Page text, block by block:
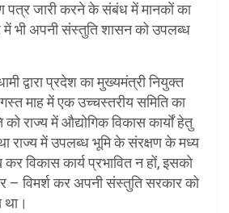
पत्र जारी करने के संबंध में मानकों का
भी अपनी संस्तुति शासन को उपलब्ध
द्वारा प्रदेश का मुख्यमंत्री नियुक्त
माह में एक उच्चस्तरीय समिति का
राज्य में औद्योगिक विकास कार्यों हेतु
राज्य में उपलब्ध भूमि के संरक्षण के मध्य
विकास कार्य प्रभावित न हों, इसको
– विमर्श कर अपनी संस्तुति सरकार को
था।